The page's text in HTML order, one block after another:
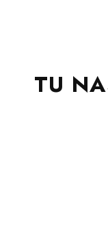
TU